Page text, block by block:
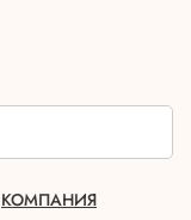
КОМПАНИЯ